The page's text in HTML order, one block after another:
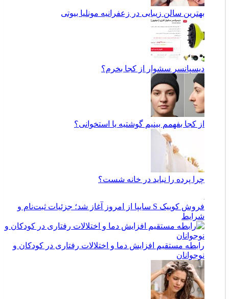
بهترین سالن زیبایی در زعفرانیه مونلیا بیوتی
دیسپانسر سشوار از کجا بخرم؟
از کجا بفهمم بینیم گوشتیه یا استخوانی؟
چرا پرده را نباید در خانه شست؟
فروش کوییک S سایپا از امروز آغاز شد؛ جزئیات ثبت‌نام و
شرایط
رابطه مستقیم افزایش دما و اختلالات رفتاری در کودکان و
نوجوانان